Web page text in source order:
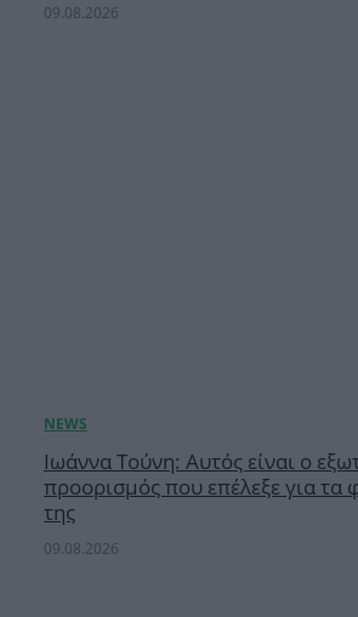
09.08.2026
Ιωάννα Τούνη: Αυτός είναι ο
προορισμός που επέλεξε για τα
της
09.08.2026